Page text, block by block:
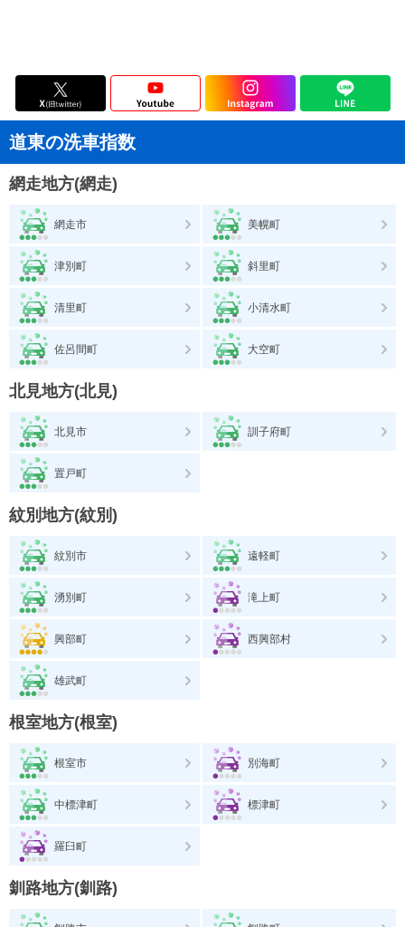
道東の洗車指数
網走地方(網走)
網走市 美幌町
津別町 斜里町
清里町 小清水町
佐呂間町 大空町
北見地方(北見)
北見市 訓子府町
置戸町
紋別地方(紋別)
紋別市 遠軽町
湧別町 滝上町
興部町 西興部村
雄武町
根室地方(根室)
根室市 別海町
中標津町 標津町
羅臼町
釧路地方(釧路)